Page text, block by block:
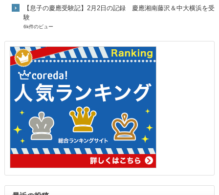
【息子の慶應受験記】2月2日の記録 慶應湘南藤沢＆中大横浜を受
験
6k件のビュー